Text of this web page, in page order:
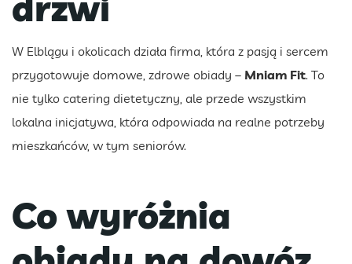
W Elblągu i okolicach działa firma, która z pasją i sercem
przygotowuje domowe, zdrowe obiady – Mniam Fit. To
nie tylko catering dietetyczny, ale przede wszystkim
lokalna inicjatywa, która odpowiada na realne potrzeby
mieszkańców, w tym seniorów.
Co wyróżnia